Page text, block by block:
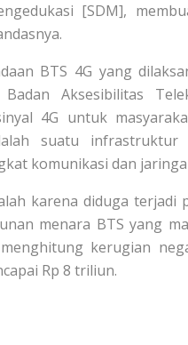
[SDM],
BTS 4G yang
Aksesibilitas
4G untuk
suatu infrastruktur
komunikasi dan
karena diduga terjadi
menara BTS yang
kerugian
Rp 8 triliun.